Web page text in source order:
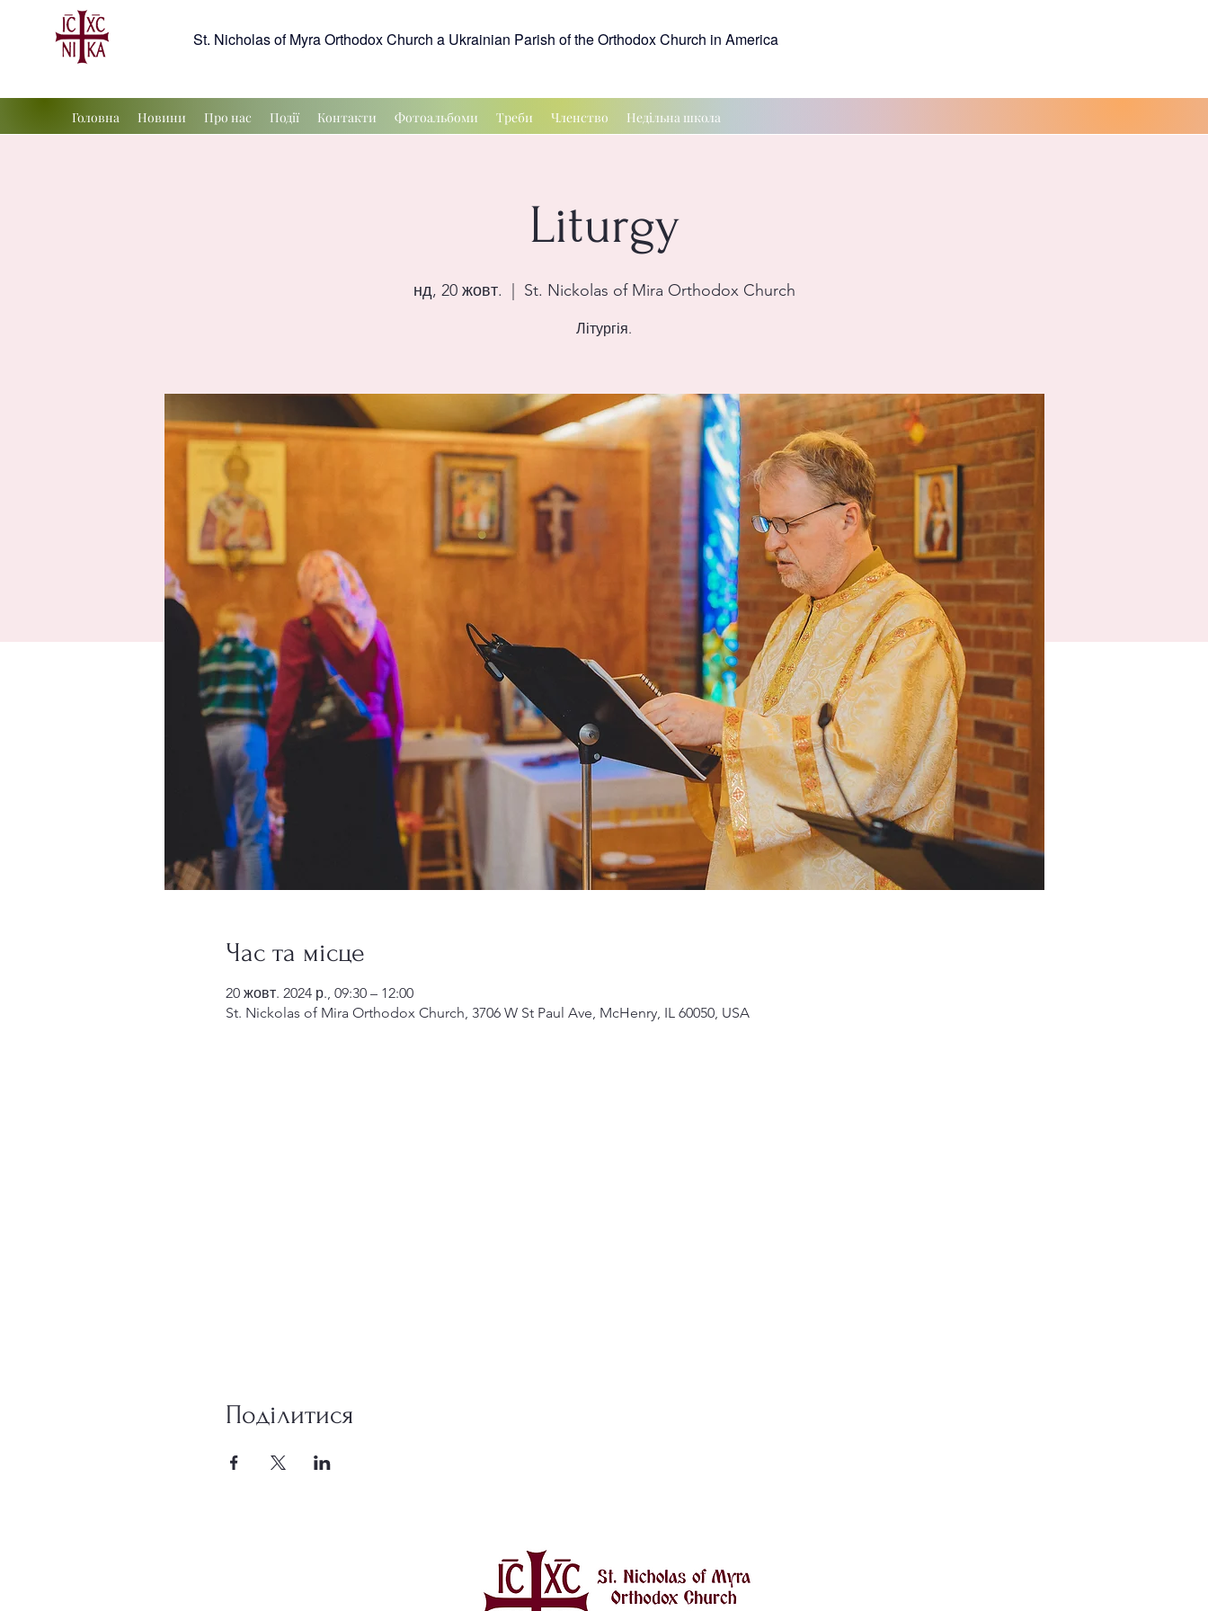
St. Nicholas of Myra Orthodox Church a Ukrainian Parish of the Orthodox Church in America
Головна Новини Про нас Події Контакти Фотоальбоми Треби Членство Недільна школа
Liturgy
нд, 20 жовт. St. Nickolas of Mira Orthodox Church
Літургія.
Час та місце
20 жовт. 2024 р., 09:30 – 12:00
St. Nickolas of Mira Orthodox Church, 3706 W St Paul Ave, McHenry, IL 60050, USA
Поділитися